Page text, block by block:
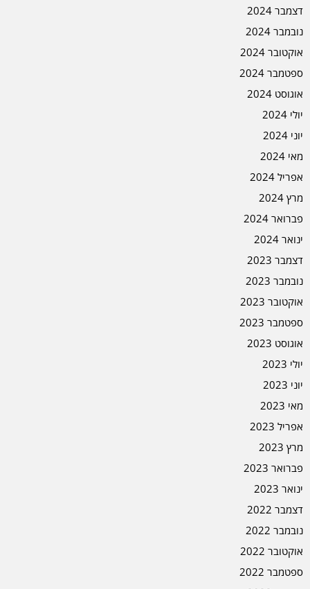
דצמבר 2024
נובמבר 2024
אוקטובר 2024
ספטמבר 2024
אוגוסט 2024
יולי 2024
יוני 2024
מאי 2024
אפריל 2024
מרץ 2024
פברואר 2024
ינואר 2024
דצמבר 2023
נובמבר 2023
אוקטובר 2023
ספטמבר 2023
אוגוסט 2023
יולי 2023
יוני 2023
מאי 2023
אפריל 2023
מרץ 2023
פברואר 2023
ינואר 2023
דצמבר 2022
נובמבר 2022
אוקטובר 2022
ספטמבר 2022